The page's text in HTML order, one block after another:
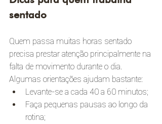
sentado
Quem passa muitas horas sentado
precisa prestar atenção principalmente na
falta de movimento durante o dia.
Algumas orientações ajudam bastante:
Levante-se a cada 40 a 60 minutos;
Faça pequenas pausas ao longo da
rotina;